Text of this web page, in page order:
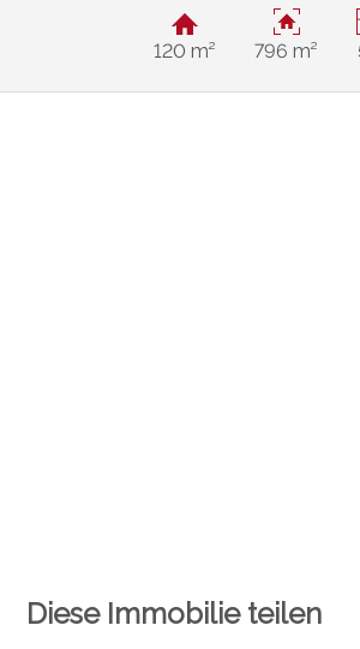
120 m² 796 m²
Diese Immobilie teilen